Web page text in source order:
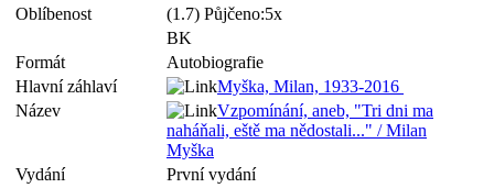
Oblíbenost
(1.7) Půjčeno:5x
BK
Formát
Autobiografie
Hlavní záhlaví
Myška, Milan, 1933-2016
Název
Vzpomínání, aneb, "Tri dni ma
naháňali, eště ma nědostali..." / Milan
Myška
Vydání
První vydání